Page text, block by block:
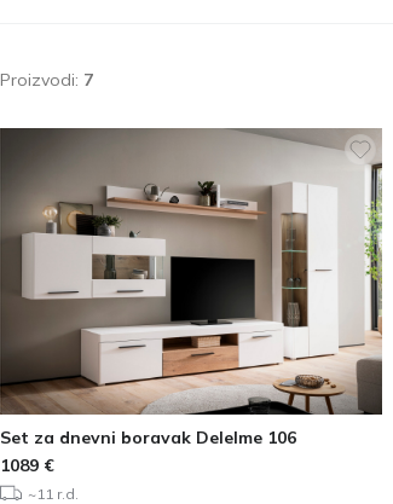
Proizvodi: 7
Set za dnevni boravak Delelme 106
1089 €
~11 r.d.